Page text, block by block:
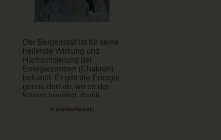
Der Bergkristall ist für seine
heilende Wirkung und
Harmonisierung der
Energiezentren (Chakren)
bekannt. Er gibt die Energie
genau dort ab, wo es der
Körper benötigt, damit
Balance kommen kann.
> weiterlesen